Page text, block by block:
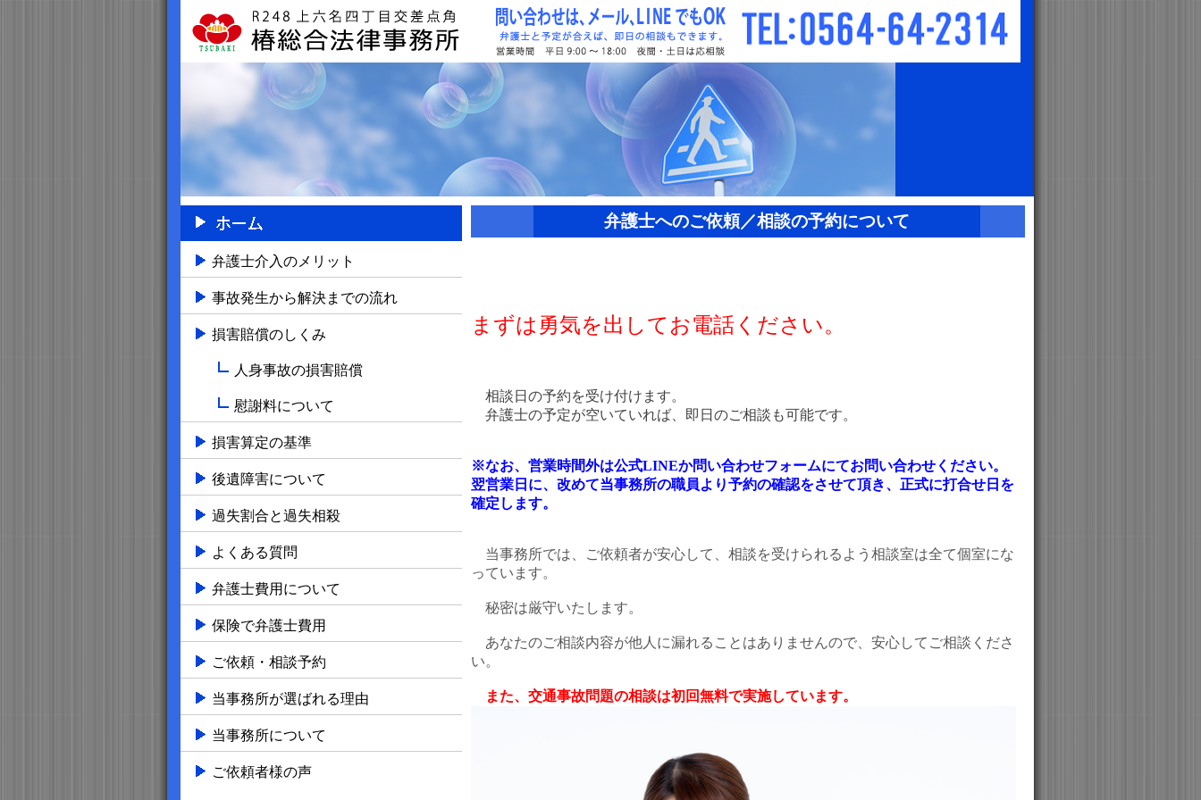
弁護士介入のメリット
事故発生から解決までの流れ
損害賠償のしくみ
人身事故の損害賠償
慰謝料について
損害算定の基準
後遺障害について
過失割合と過失相殺
よくある質問
弁護士費用について
保険で弁護士費用
ご依頼・相談予約
当事務所が選ばれる理由
当事務所について
ご依頼者様の声
弁護士へのご依頼／相談の予約について
まずは勇気を出してお電話ください。
相談日の予約を受け付けます。
弁護士の予定が空いていれば、即日のご相談も可能です。
※なお、営業時間外は公式LINEか問い合わせフォームにてお問い合わせください。
翌営業日に、改めて当事務所の職員より予約の確認をさせて頂き、正式に打合せ日を
確定します。
当事務所では、ご依頼者が安心して、相談を受けられるよう相談室は全て個室にな
っています。
秘密は厳守いたします。
あなたのご相談内容が他人に漏れることはありませんので、安心してご相談くださ
い。
また、交通事故問題の相談は初回無料で実施しています。